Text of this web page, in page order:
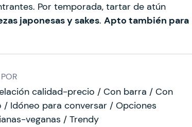
Por temporada, tartar de atún
japonesas y sakes. Apto también para
calidad-precio / Con barra / Con
/ Idóneo para conversar / Opciones
veganas / Trendy